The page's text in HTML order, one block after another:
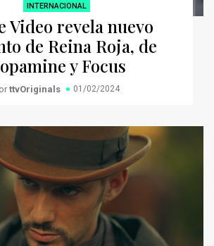
INTERNACIONAL
Video revela nuevo
de Reina Roja, de
y Focus
ttvOriginals 01/02/2024